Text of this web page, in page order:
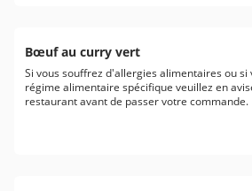
Bœuf au curry vert
Si vous souffrez d'allergies alimentaires ou si
régime alimentaire spécifique veuillez en
restaurant avant de passer votre commande.